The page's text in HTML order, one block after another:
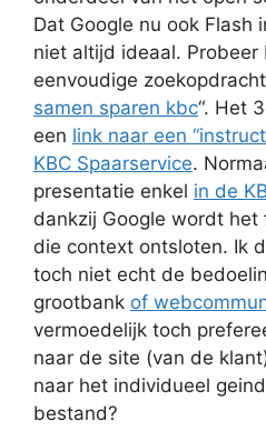
Dat Google nu ook Flash
niet altijd ideaal. Probeer
eenvoudige
samen sparen kbc“. Het
een link naar een
KBC Spaarservice.
presentatie enkel in de
dankzij Google wordt
die context ontsloten. Ik
toch niet echt de
grootbank of
vermoedelijk toch
naar de site (van de
naar het individueel
bestand?